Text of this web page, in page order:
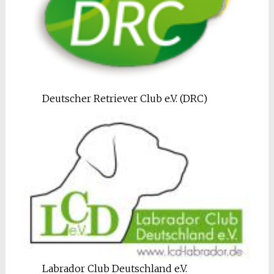
Deutscher Retriever Club e.V. (DRC)
Labrador Club Deutschland e.V.